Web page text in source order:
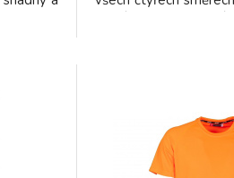
nylonu
zip a
na
na zip,
rukávu,
volný pohyb. Vysoké